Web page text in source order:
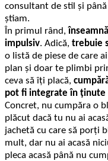
consultant de stil și
știam.
În primul rând,
impulsiv. Adică, trebuie
o listă de piese de care
plan și doar te plimbi
ceva să îți placă,
pot fi integrate în ținute
Concret, nu cumpăra o
plăcut dacă tu nu ai
jachetă cu care să porți
mult, dar nu ai acasă
pleca acasă până nu